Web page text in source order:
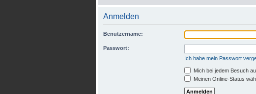
Anmelden
Benutzername:
Passwort:
Ich habe mein Passwort
Mich bei jedem Besuch
Meinen Online-Status